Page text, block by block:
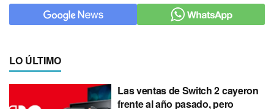
LO ÚLTIMO
Las ventas de Switch 2 cayeron
frente al año pasado, pero